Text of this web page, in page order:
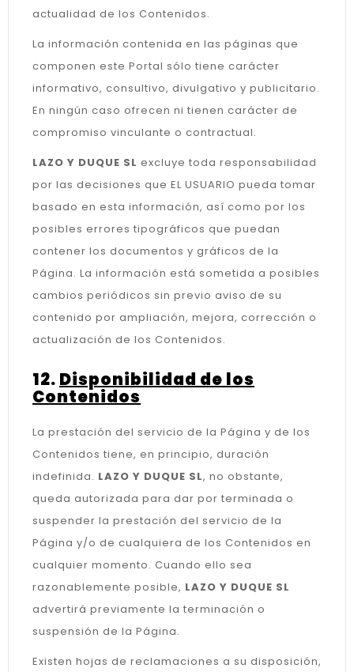
actualidad de los Contenidos.
La información contenida en las páginas que
componen este Portal sólo tiene carácter
informativo, consultivo, divulgativo y publicitario.
En ningún caso ofrecen ni tienen carácter de
compromiso vinculante o contractual.
LAZO Y DUQUE SL excluye toda responsabilidad
por las decisiones que EL USUARIO pueda tomar
basado en esta información, así como por los
posibles errores tipográficos que puedan
contener los documentos y gráficos de la
Página. La información está sometida a posibles
cambios periódicos sin previo aviso de su
contenido por ampliación, mejora, corrección o
actualización de los Contenidos.
12. Disponibilidad de los
Contenidos
La prestación del servicio de la Página y de los
Contenidos tiene, en principio, duración
indefinida. LAZO Y DUQUE SL, no obstante,
queda autorizada para dar por terminada o
suspender la prestación del servicio de la
Página y/o de cualquiera de los Contenidos en
cualquier momento. Cuando ello sea
razonablemente posible, LAZO Y DUQUE SL
advertirá previamente la terminación o
suspensión de la Página.
Existen hojas de reclamaciones a su disposición,